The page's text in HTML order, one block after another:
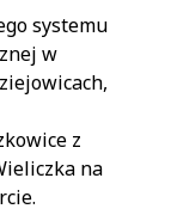
systemu
w
z
na